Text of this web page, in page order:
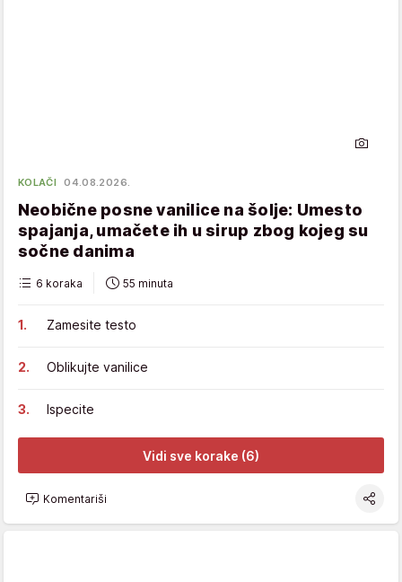
KOLAČI 04.08.2026.
Neobične posne vanilice na šolje: Umesto
spajanja, umačete ih u sirup zbog kojeg su
sočne danima
6 koraka 55 minuta
Zamesite testo
Oblikujte vanilice
Ispecite
Vidi sve korake (6)
Komentariši